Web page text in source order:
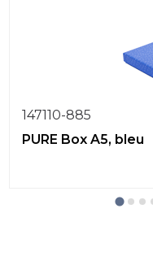
147110-885
PURE Box A5, bleu